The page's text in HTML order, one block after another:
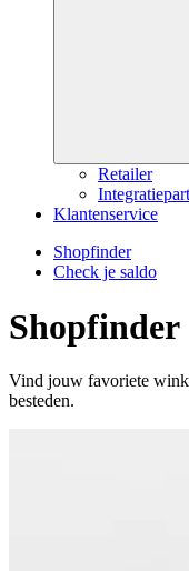
Retailer
Klantenservice
Shopfinder
Check je saldo
Shopfinder
Vind jouw favoriete
besteden.